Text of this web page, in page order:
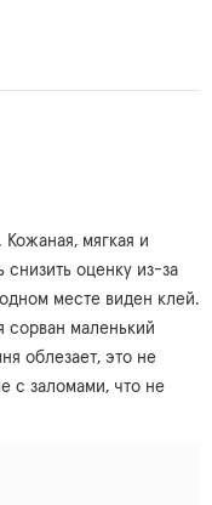
мягкая и
оценку из-за
месте виден клей.
сорван маленький
облезает, это не
с заломами, что не